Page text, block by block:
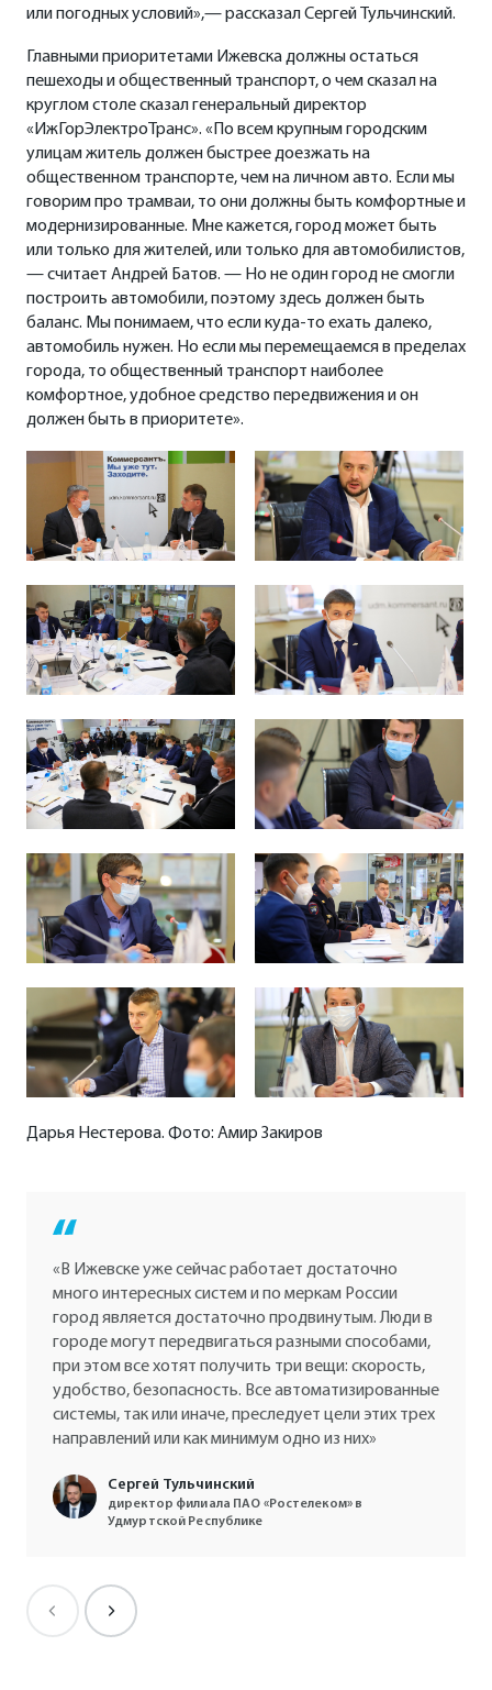
или погодных условий»,— рассказал Сергей Тульчинский.
Главными приоритетами Ижевска должны остаться
пешеходы и общественный транспорт, о чем сказал на
круглом столе сказал генеральный директор
«ИжГорЭлектроТранс». «По всем крупным городским
улицам житель должен быстрее доезжать на
общественном транспорте, чем на личном авто. Если мы
говорим про трамваи, то они должны быть комфортные и
модернизированные. Мне кажется, город может быть
или только для жителей, или только для автомобилистов,
— считает Андрей Батов. — Но не один город не смогли
построить автомобили, поэтому здесь должен быть
баланс. Мы понимаем, что если куда-то ехать далеко,
автомобиль нужен. Но если мы перемещаемся в пределах
города, то общественный транспорт наиболее
комфортное, удобное средство передвижения и он
должен быть в приоритете».
Дарья Нестерова. Фото: Амир Закиров
«В Ижевске уже сейчас работает достаточно
много интересных систем и по меркам России
город является достаточно продвинутым. Люди в
городе могут передвигаться разными способами,
при этом все хотят получить три вещи: скорость,
удобство, безопасность. Все автоматизированные
системы, так или иначе, преследует цели этих трех
направлений или как минимум одно из них»
директор филиала ПАО «Ростелеком» в
Удмуртской Республике
Сергей Тульчинский
Андрей Батов